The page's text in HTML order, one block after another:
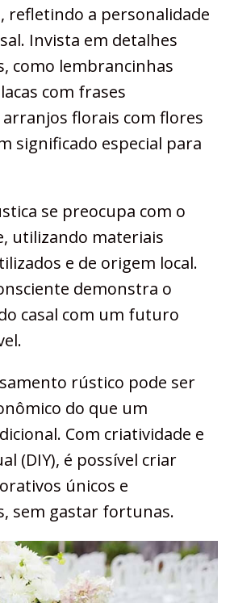
refletindo a personalidade
Invista em detalhes
como lembrancinhas
com frases
florais com flores
significado especial para
se preocupa com o
utilizando materiais
e de origem local.
demonstra o
casal com um futuro
rústico pode ser
do que um
Com criatividade e
(DIY), é possível criar
únicos e
sem gastar fortunas.